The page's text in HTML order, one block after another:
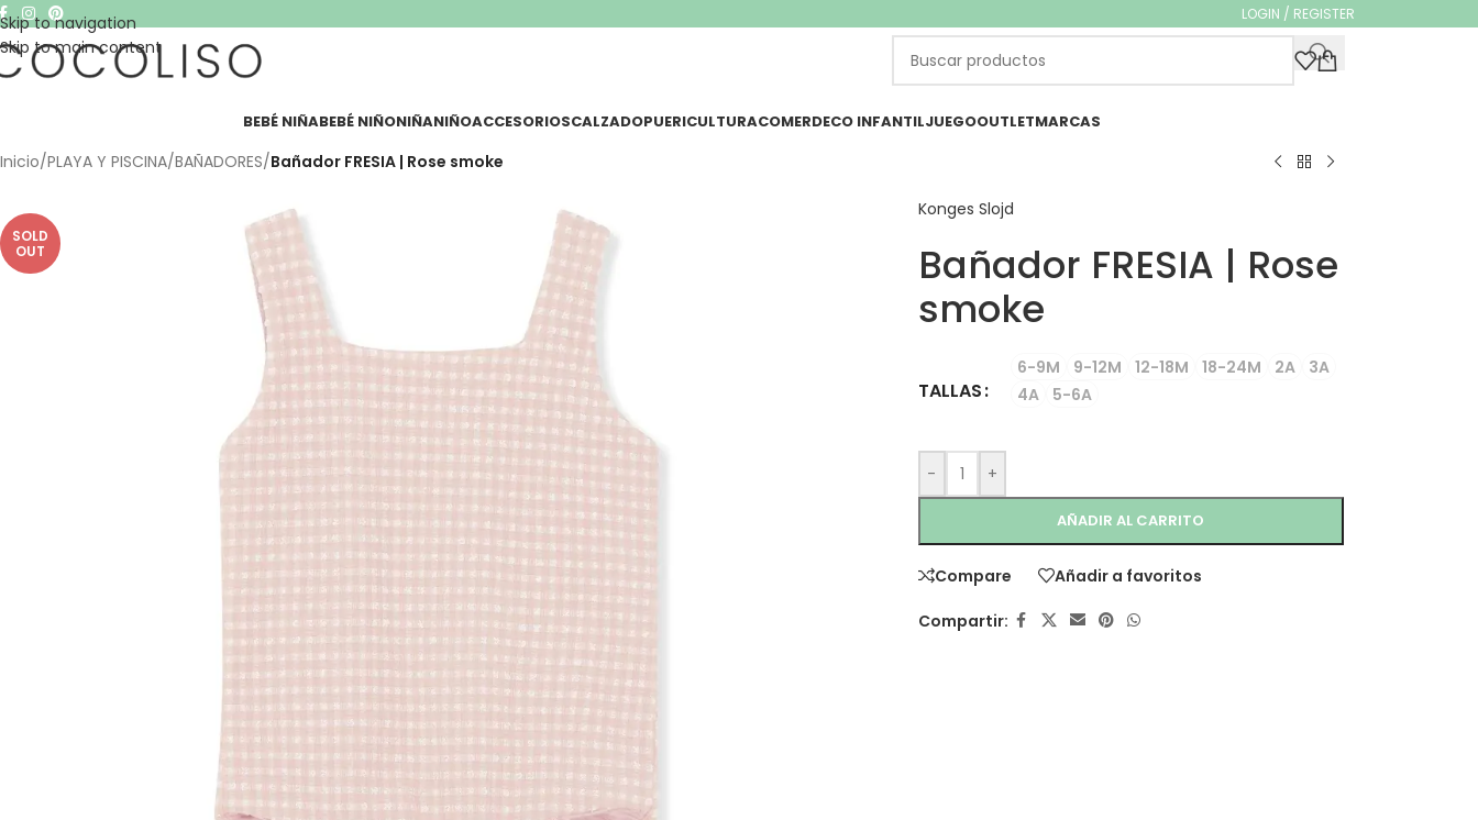
Skip to navigation
Skip to main content
LOGIN / REGISTER
BEBÉ NIÑABEBÉ NIÑONIÑANIÑOACCESORIOSCALZADOPUERICULTURACOMERDECO INFANTILJUEGOOUTLETMARCAS
Inicio/PLAYA Y PISCINA/BAÑADORES/Bañador FRESIA | Rose smoke
SOLD
OUT
Konges Slojd
Bañador FRESIA | Rose
smoke
TALLAS
6-9M 9-12M 12-18M 18-24M 2A
3A
4A
5-6A
- +
AÑADIR AL CARRITO
Compare Añadir a favoritos
Compartir: